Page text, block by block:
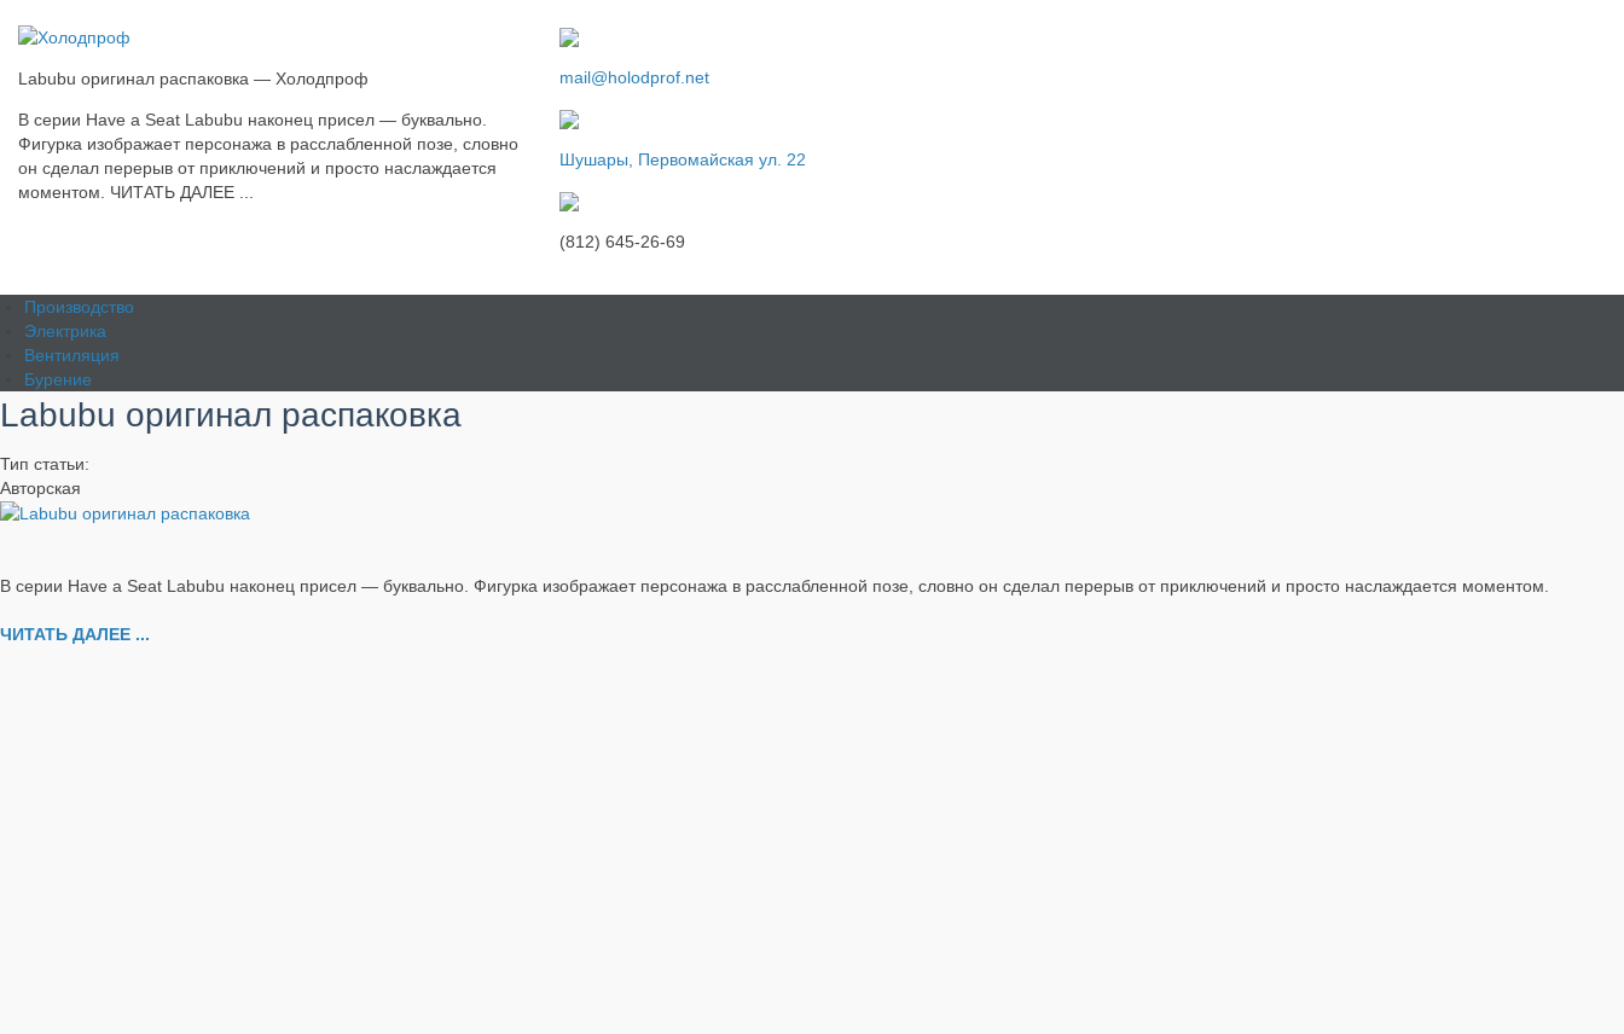
Labubu оригинал распаковка — Холодпроф
В серии Have a Seat Labubu наконец присел — буквально.
Фигурка изображает персонажа в расслабленной позе, словно
он сделал перерыв от приключений и просто наслаждается
моментом. ЧИТАТЬ ДАЛЕЕ ...
mail@holodprof.net
Шушары, Первомайская ул. 22
(812) 645-26-69
Производство
Электрика
Вентиляция
Бурение
Labubu оригинал распаковка
Тип статьи:
Авторская
В серии Have a Seat Labubu наконец присел — буквально. Фигурка изображает персонажа в расслабленной позе, словно он сделал перерыв от приключений и просто наслаждается моментом.
ЧИТАТЬ ДАЛЕЕ ...